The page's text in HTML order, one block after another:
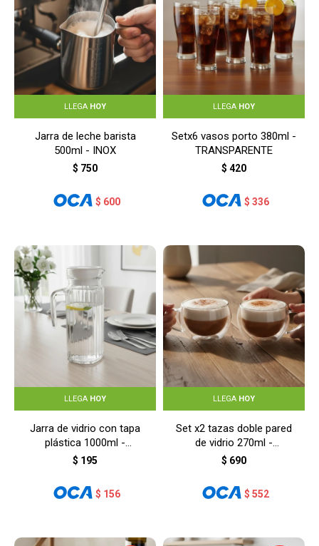
LLEGA HOY
Jarra de leche barista
500ml - INOX
$ 750
$ 600
LLEGA HOY
Setx6 vasos porto 380ml -
TRANSPARENTE
$ 420
$ 336
LLEGA HOY
Jarra de vidrio con tapa
plástica 1000ml -
TRANSPARENTE
$ 195
$ 156
LLEGA HOY
Set x2 tazas doble pared
de vidrio 270ml -
TRANSPARENTE
$ 690
$ 552